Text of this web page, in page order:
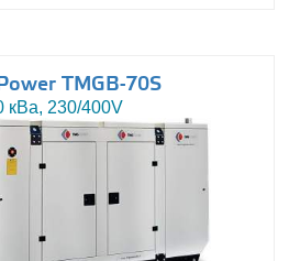
TMGB-70S
кВа, 230/400V